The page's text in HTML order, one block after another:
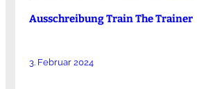
Ausschreibung Train The Trainer
3. Februar 2024